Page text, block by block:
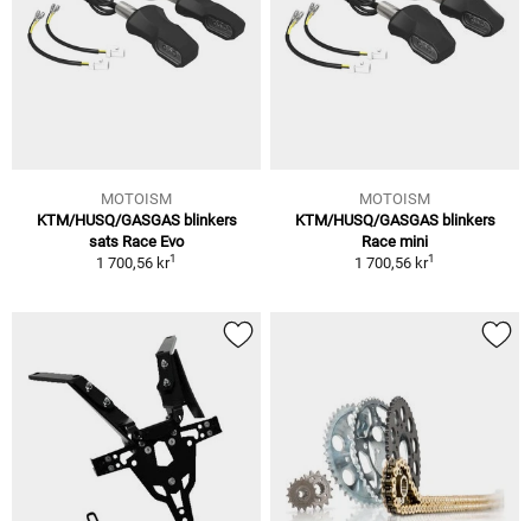
MOTOISM
KTM/HUSQ/GASGAS blinkers
sats Race Evo
1 700,56 kr1
MOTOISM
KTM/HUSQ/GASGAS blinkers
Race mini
1 700,56 kr1